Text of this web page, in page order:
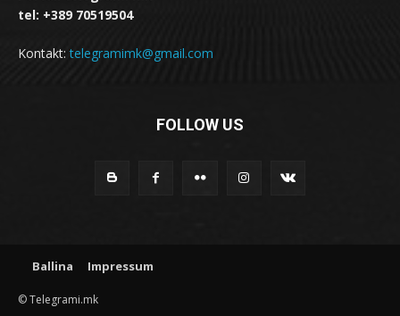
tel: +389 70519504
Kontakt:telegramimk@gmail.com
FOLLOW US
Ballina Impressum
© Telegrami.mk